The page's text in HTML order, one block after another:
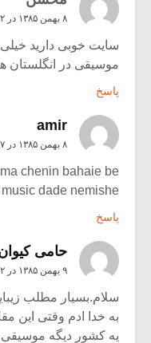
۸ بهمن ۱۳۸۵ در ۷:۰۲ ب٫ظ
سایت خوبی دارید
موسیقی در انگلستان
پاسخ
amir
۸ بهمن ۱۳۸۵ در ۱۱:۱۷ ب٫ظ
chenin bahaie be
music dade nemishe 🙁
پاسخ
حامی
۹ بهمن ۱۳۸۵ در ۸:۱۲ ق٫ظ
سلام.بسیار مطلب
به خدا ادم وقتی این
یه کشور دیگه موسیقی